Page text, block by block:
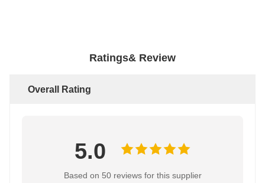
Ratings& Review
Overall Rating
5.0
Based on 50 reviews for this supplier